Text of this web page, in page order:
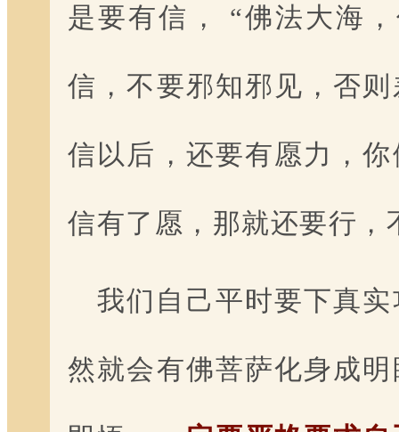
是要有信， “佛法大海
信，不要邪知邪见，否
信以后，还要有愿力，
信有了愿，那就还要行，
我们自己平时要下真
然就会有佛菩萨化身成